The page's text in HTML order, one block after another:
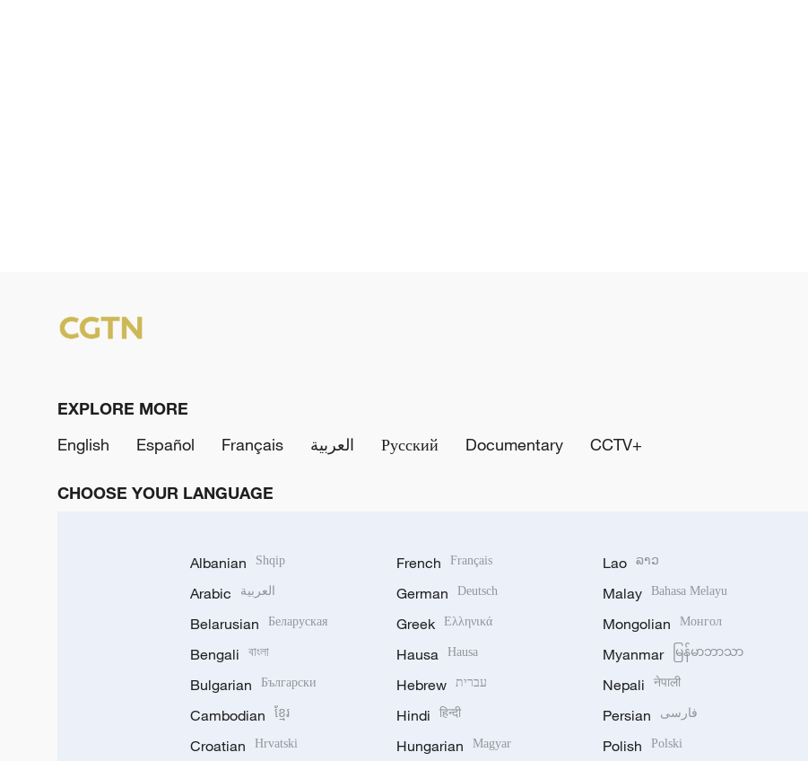
EXPLORE MORE
English
Español Français العربية Русский Documentary CCTV+
CHOOSE YOUR LANGUAGE
Albanian Shqip
Arabic العربية
Belarusian Беларуская
Bengali বাংলা
Bulgarian Български
Cambodian ខ្មែរ
Croatian Hrvatski
French Français
German Deutsch
Greek Ελληνικά
Hausa Hausa
Hebrew עברית
Hindi हिन्दी
Hungarian Magyar
Lao ລາວ
Malay Bahasa Melayu
Mongolian Монгол
Myanmar မြန်မာဘာသာ
Nepali नेपाली
Persian فارسی
Polish Polski